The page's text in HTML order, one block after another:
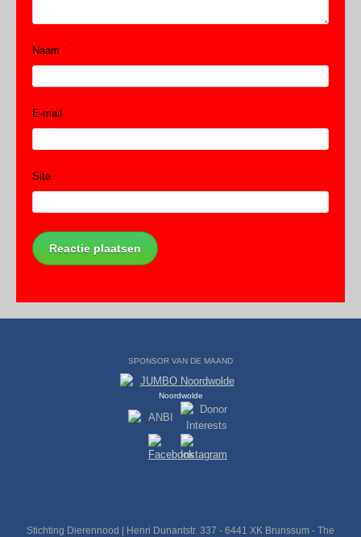
Naam *
E-mail *
Site
SPONSOR VAN DE MAAND
Noordwolde
Stichting Dierennood | Henri Dunantstr. 337 - 6441 XK Brunssum - The